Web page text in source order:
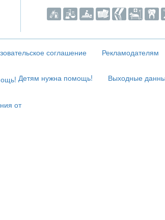
соглашение Рекламодателям
Детям нужна помощь! Выходные
от